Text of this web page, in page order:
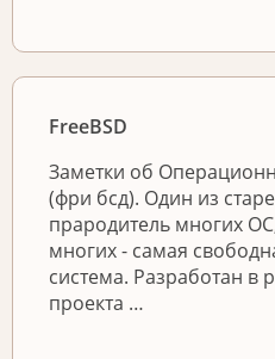
FreeBSD
Заметки об
(фри бсд). Один из
прародитель многих
многих - самая
система. Разработан в
проекта …